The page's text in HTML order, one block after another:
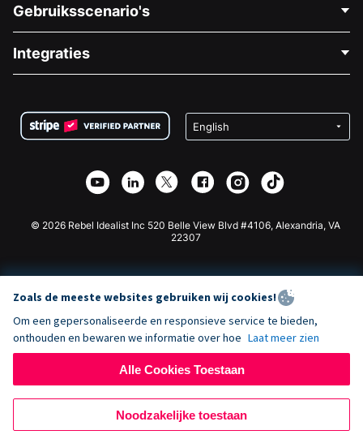
Over Ons
Vacatures
Privacy
Affiliate Partnerschap
Gebruiksscenario's
Medische Fondsenwerving
Goede Doelen Fondsenwerving
Integraties
Wix Donatie Plugin
Webflow Donatie App
Joomla Donatie
© 2026 Rebel Idealist Inc 520 Belle View Blvd #4106, Alexandria, VA
22307
Zoals de meeste websites gebruiken wij cookies!
Om een gepersonaliseerde en responsieve service te bieden,
onthouden en bewaren we informatie over hoe Laat meer zien
Alle Cookies Toestaan
Noodzakelijke toestaan